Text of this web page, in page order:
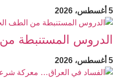
5 أغسطس، 2026
الدروس المستنبطة
5 أغسطس، 2026